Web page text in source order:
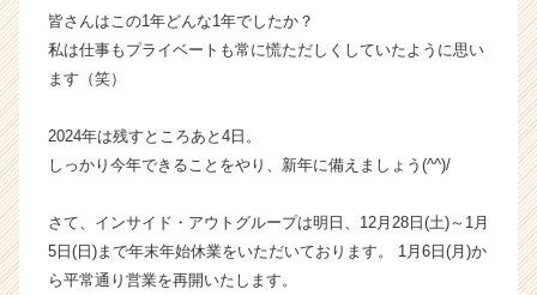
ト
が
届
活
サ
ト
ア
キ
皆さんはこの1年どんな1年でしたか？
私は仕事もプライベートも常に慌ただしくしていたように思い
ます（笑）
2024年は残すところあと4日。
しっかり今年できることをやり、新年に備えましょう(^^)/
さて、インサイド・アウトグループは明日、12月28日(土)～1月
5日(日)まで年末年始休業をいただいております。 1月6日(月)か
ら平常通り営業を再開いたします。